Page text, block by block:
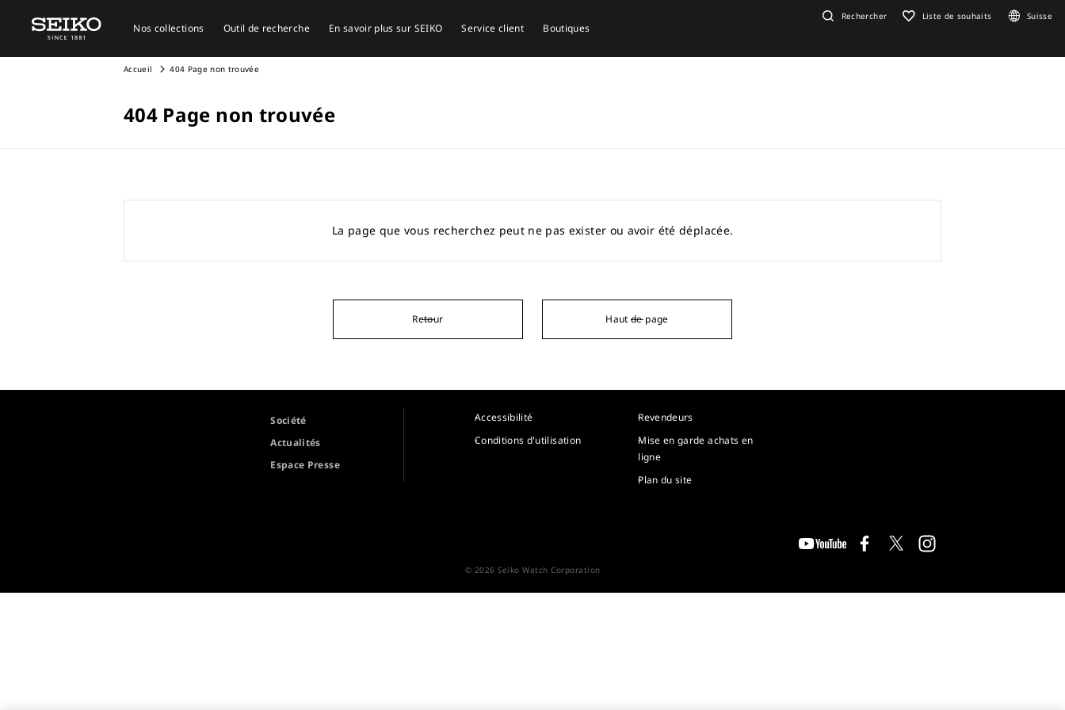
Nos collections Outil de recherche En savoir plus sur SEIKO Service client Boutiques
Rechercher Liste de souhaits Suisse
Accueil 404 Page non trouvée
404 Page non trouvée
La page que vous recherchez peut ne pas exister ou avoir été déplacée.
Retour Haut de page
Société
Actualités
Espace Presse
Accessibilité
Conditions d'utilisation
Revendeurs
Mise en garde achats en
ligne
Plan du site
© 2026 Seiko Watch Corporation